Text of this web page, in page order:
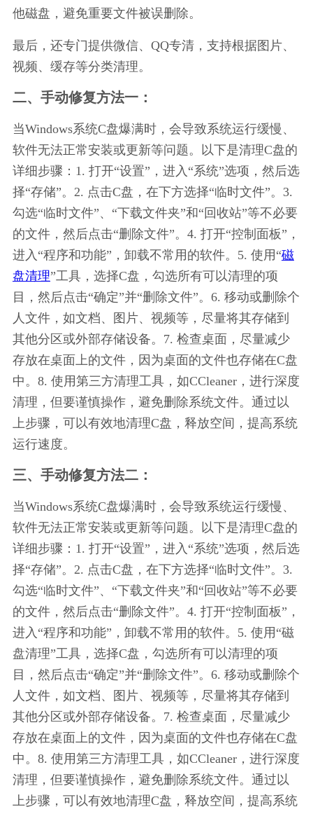
他磁盘，避免重要文件被误删除。
最后，还专门提供微信、QQ专清，支持根据图片、
视频、缓存等分类清理。
二、手动修复方法一：
当Windows系统C盘爆满时，会导致系统运行缓慢、
软件无法正常安装或更新等问题。以下是清理C盘的
详细步骤：1. 打开“设置”，进入“系统”选项，然后选
择“存储”。2. 点击C盘，在下方选择“临时文件”。3.
勾选“临时文件”、“下载文件夹”和“回收站”等不必要
的文件，然后点击“删除文件”。4. 打开“控制面板”，
进入“程序和功能”，卸载不常用的软件。5. 使用“磁
盘清理”工具，选择C盘，勾选所有可以清理的项
目，然后点击“确定”并“删除文件”。6. 移动或删除个
人文件，如文档、图片、视频等，尽量将其存储到
其他分区或外部存储设备。7. 检查桌面，尽量减少
存放在桌面上的文件，因为桌面的文件也存储在C盘
中。8. 使用第三方清理工具，如CCleaner，进行深度
清理，但要谨慎操作，避免删除系统文件。通过以
上步骤，可以有效地清理C盘，释放空间，提高系统
运行速度。
三、手动修复方法二：
当Windows系统C盘爆满时，会导致系统运行缓慢、
软件无法正常安装或更新等问题。以下是清理C盘的
详细步骤：1. 打开“设置”，进入“系统”选项，然后选
择“存储”。2. 点击C盘，在下方选择“临时文件”。3.
勾选“临时文件”、“下载文件夹”和“回收站”等不必要
的文件，然后点击“删除文件”。4. 打开“控制面板”，
进入“程序和功能”，卸载不常用的软件。5. 使用“磁
盘清理”工具，选择C盘，勾选所有可以清理的项
目，然后点击“确定”并“删除文件”。6. 移动或删除个
人文件，如文档、图片、视频等，尽量将其存储到
其他分区或外部存储设备。7. 检查桌面，尽量减少
存放在桌面上的文件，因为桌面的文件也存储在C盘
中。8. 使用第三方清理工具，如CCleaner，进行深度
清理，但要谨慎操作，避免删除系统文件。通过以
上步骤，可以有效地清理C盘，释放空间，提高系统